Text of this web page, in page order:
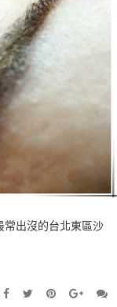
常出沒的台北東區沙